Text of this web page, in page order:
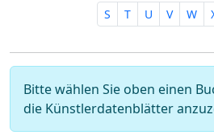
S T U V W
Bitte wählen Sie oben einen
die Künstlerdatenblätter